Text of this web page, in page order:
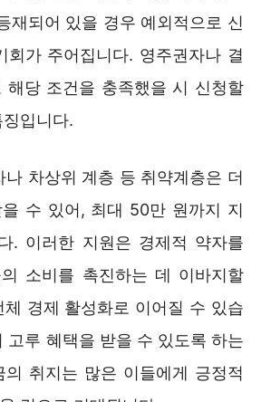
재되어 있을 경우 예외적으로 신
회가 주어집니다. 영주권자나 결
해당 조건을 충족했을 시 신청할
입니다.
나 차상위 계층 등 취약계층은 더
수 있어, 최대 50만 원까지 지
. 이러한 지원은 경제적 약자를
소비를 촉진하는 데 이바지할
경제 활성화로 이어질 수 있습
고루 혜택을 받을 수 있도록 하는
의 취지는 많은 이들에게 긍정적